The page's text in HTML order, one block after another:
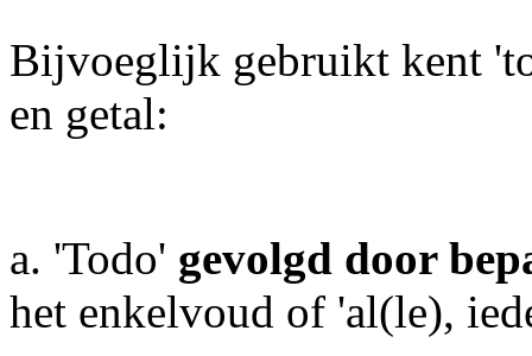
Bijvoeglijk gebruikt kent
en getal:
a. 'Todo' gevolgd door
het enkelvoud of 'al(le),